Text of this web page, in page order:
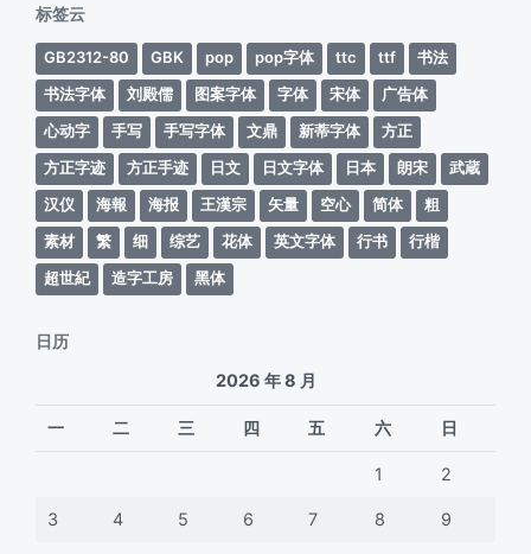
标签云
GB2312-80 GBK pop pop字体 ttc ttf
书法
书法字体
刘殿儒 图案字体 字体 宋体
广告体
心动字
手写 手写字体 文鼎 新蒂字体
方正
方正字迹
方正手迹 日文 日文字体 日本 朗宋
武蔵
汉仪
海報 海报 王漢宗 矢量 空心 简体
粗
素材
繁 细 综艺 花体 英文字体 行书
行楷
超世紀
造字工房 黑体
日历
2026 年 8 月
一 二 三 四 五 六 日
1 2
3 4 5 6 7 8 9